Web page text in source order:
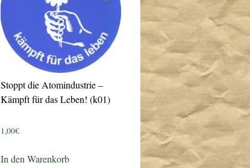
Stoppt die Atomindustrie –
Kämpft für das Leben! (k01)
1,00€
In den Warenkorb